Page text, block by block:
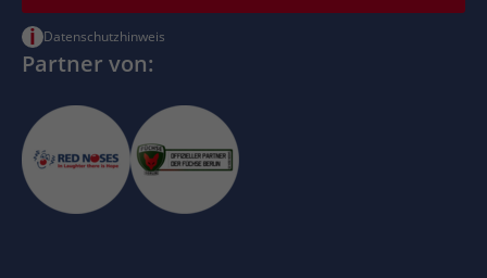
i Datenschutzhinweis
Partner von: